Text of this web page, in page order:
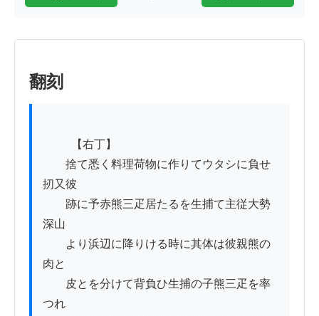
翻刻
捨て悉く料理荷物に作りてウタシに負せ
扨又彼
跡に予赤熊三疋居たるを生捕て主従大勢
深山
より浜辺に降りける時に其体は彼親熊の
肉と
皮とを分けて背負ひ生捕の子熊三疋を率
つれ